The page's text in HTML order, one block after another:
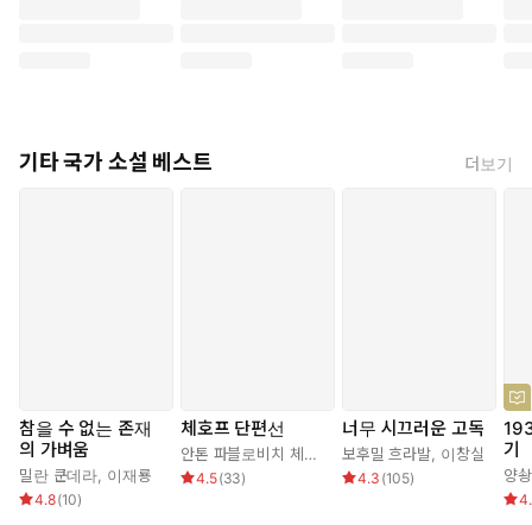
기타 국가 소설 베스트 더보기
참을 수 없는 존재
의 가벼움
밀란 쿤데라, 이재룡
4.8(10)
체호프 단편선
안톤 파블로비치 체호프 박현섭
4.5(33)
너무 시끄러운 고독
보후밀 흐라발, 이창실
4.3 (105)
기
양